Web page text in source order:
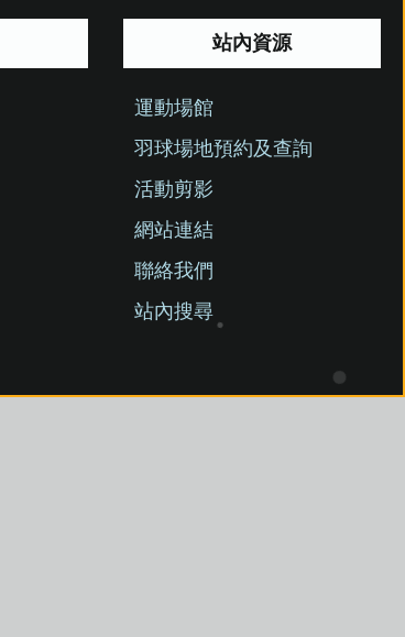
站內資源
運動場館
羽球場地預約及查詢
活動剪影
網站連結
聯絡我們
站內搜尋